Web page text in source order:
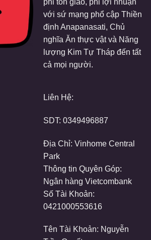
với sứ mạng phổ cập Thiền
định Anapanasati, Chủ
nghĩa Ăn thực vật và Năng
lượng Kim Tự Tháp đến tất
cả mọi người.
Liên Hệ:
SDT: 0349496887
Địa Chỉ: Vinhome Central
Park
Thông tin Quyên Góp:
Ngân hàng Vietcombank
Số Tài Khoản:
0421000553616
Tên Tài Khoản: Nguyễn